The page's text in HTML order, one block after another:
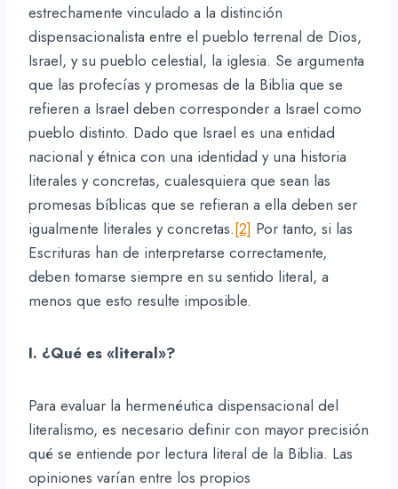
estrechamente vinculado a la distinción
dispensacionalista entre el pueblo terrenal de Dios,
Israel, y su pueblo celestial, la iglesia. Se argumenta
que las profecías y promesas de la Biblia que se
refieren a Israel deben corresponder a Israel como
pueblo distinto. Dado que Israel es una entidad
nacional y étnica con una identidad y una historia
literales y concretas, cualesquiera que sean las
promesas bíblicas que se refieran a ella deben ser
igualmente literales y concretas.[2] Por tanto, si las
Escrituras han de interpretarse correctamente,
deben tomarse siempre en su sentido literal, a
menos que esto resulte imposible.
I. ¿Qué es «literal»?
Para evaluar la hermenéutica dispensacional del
literalismo, es necesario definir con mayor precisión
qué se entiende por lectura literal de la Biblia. Las
opiniones varían entre los propios